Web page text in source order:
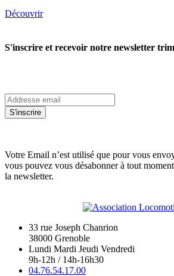
Découvrir
S'inscrire et recevoir notre newsletter
S'inscrire
Votre Email n’est utilisé que pour vous
vous pouvez vous désabonner à tout
la newsletter.
33 rue Joseph Chanrion
38000 Grenoble
Lundi Mardi Jeudi Vendredi
9h-12h / 14h-16h30
04.76.54.17.00